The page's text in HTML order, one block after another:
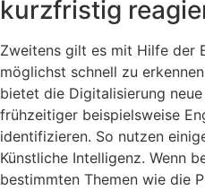
kurzfristig
Zweitens gilt es mit Hilfe der
möglichst schnell zu
bietet die Digitalisierung
frühzeitiger beispielsweise
identifizieren. So nutzen
Künstliche Intelligenz. Wenn
bestimmten Themen wie die